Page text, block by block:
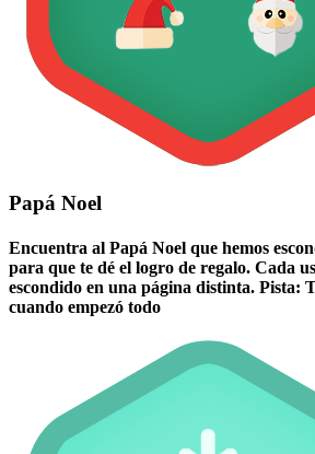
Papá Noel
Encuentra al Papá Noel que hemos
para que te dé el logro de regalo. Cada
escondido en una página distinta. Pista:
cuando empezó todo